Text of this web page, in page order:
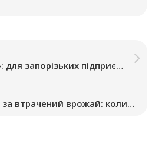
«Код стійкості»: для запорізьких підприємців запускають серію безкоштовних вебінарів
Компенсація за втрачений врожай: коли запорізьким аграріям розраховувати на виплати